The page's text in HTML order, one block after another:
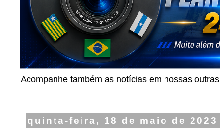
Acompanhe também as notícias em nossas
quinta-feira, 18 de maio de 2023